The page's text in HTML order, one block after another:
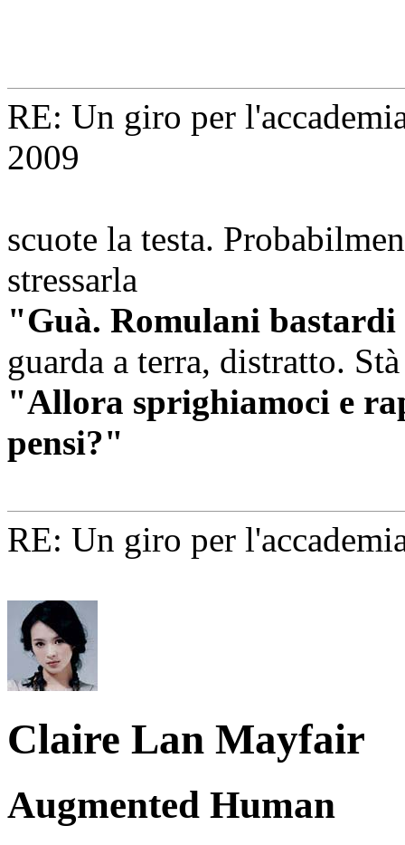
RE: Un giro per
2009
scuote la testa.
stressarla
"Guà. Romulani
guarda a terra, distratto.
"Allora sprighiamoci e
pensi?"
RE: Un giro per
Claire Lan Mayfair
Augmented Human